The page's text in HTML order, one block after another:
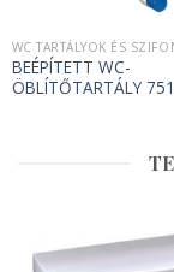
WC TARTÁLYOK ÉS
BEÉPÍTETT WC-
ÖBLÍTŐTARTÁLY